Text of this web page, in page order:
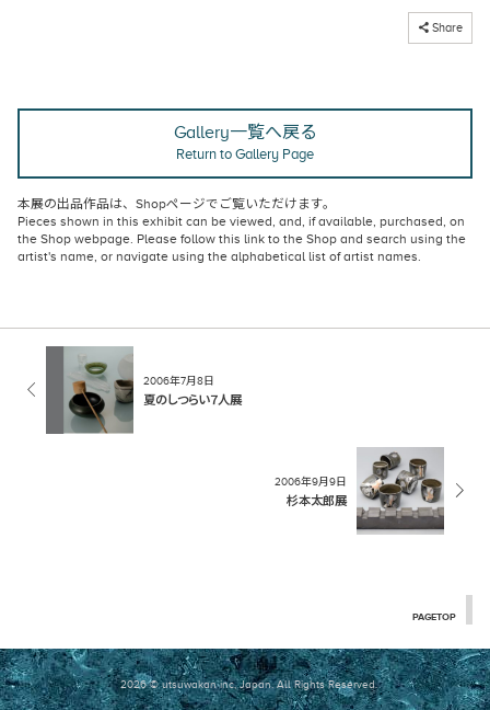
Share
コピーしました
Gallery一覧へ戻る
Return to Gallery Page
本展の出品作品は、 Shopページでご覧いただけます。
Pieces shown in this exhibit can be viewed, and, if available, purchased, on
the Shop webpage. Please follow this link to the Shop and search using the
artist's name, or navigate using the alphabetical list of artist names.
2006年7月8日
夏のしつらい７人展
2006年9月9日
杉本太郎展
PAGETOP
2026 © utsuwakan inc, Japan.All Rights Reserved.